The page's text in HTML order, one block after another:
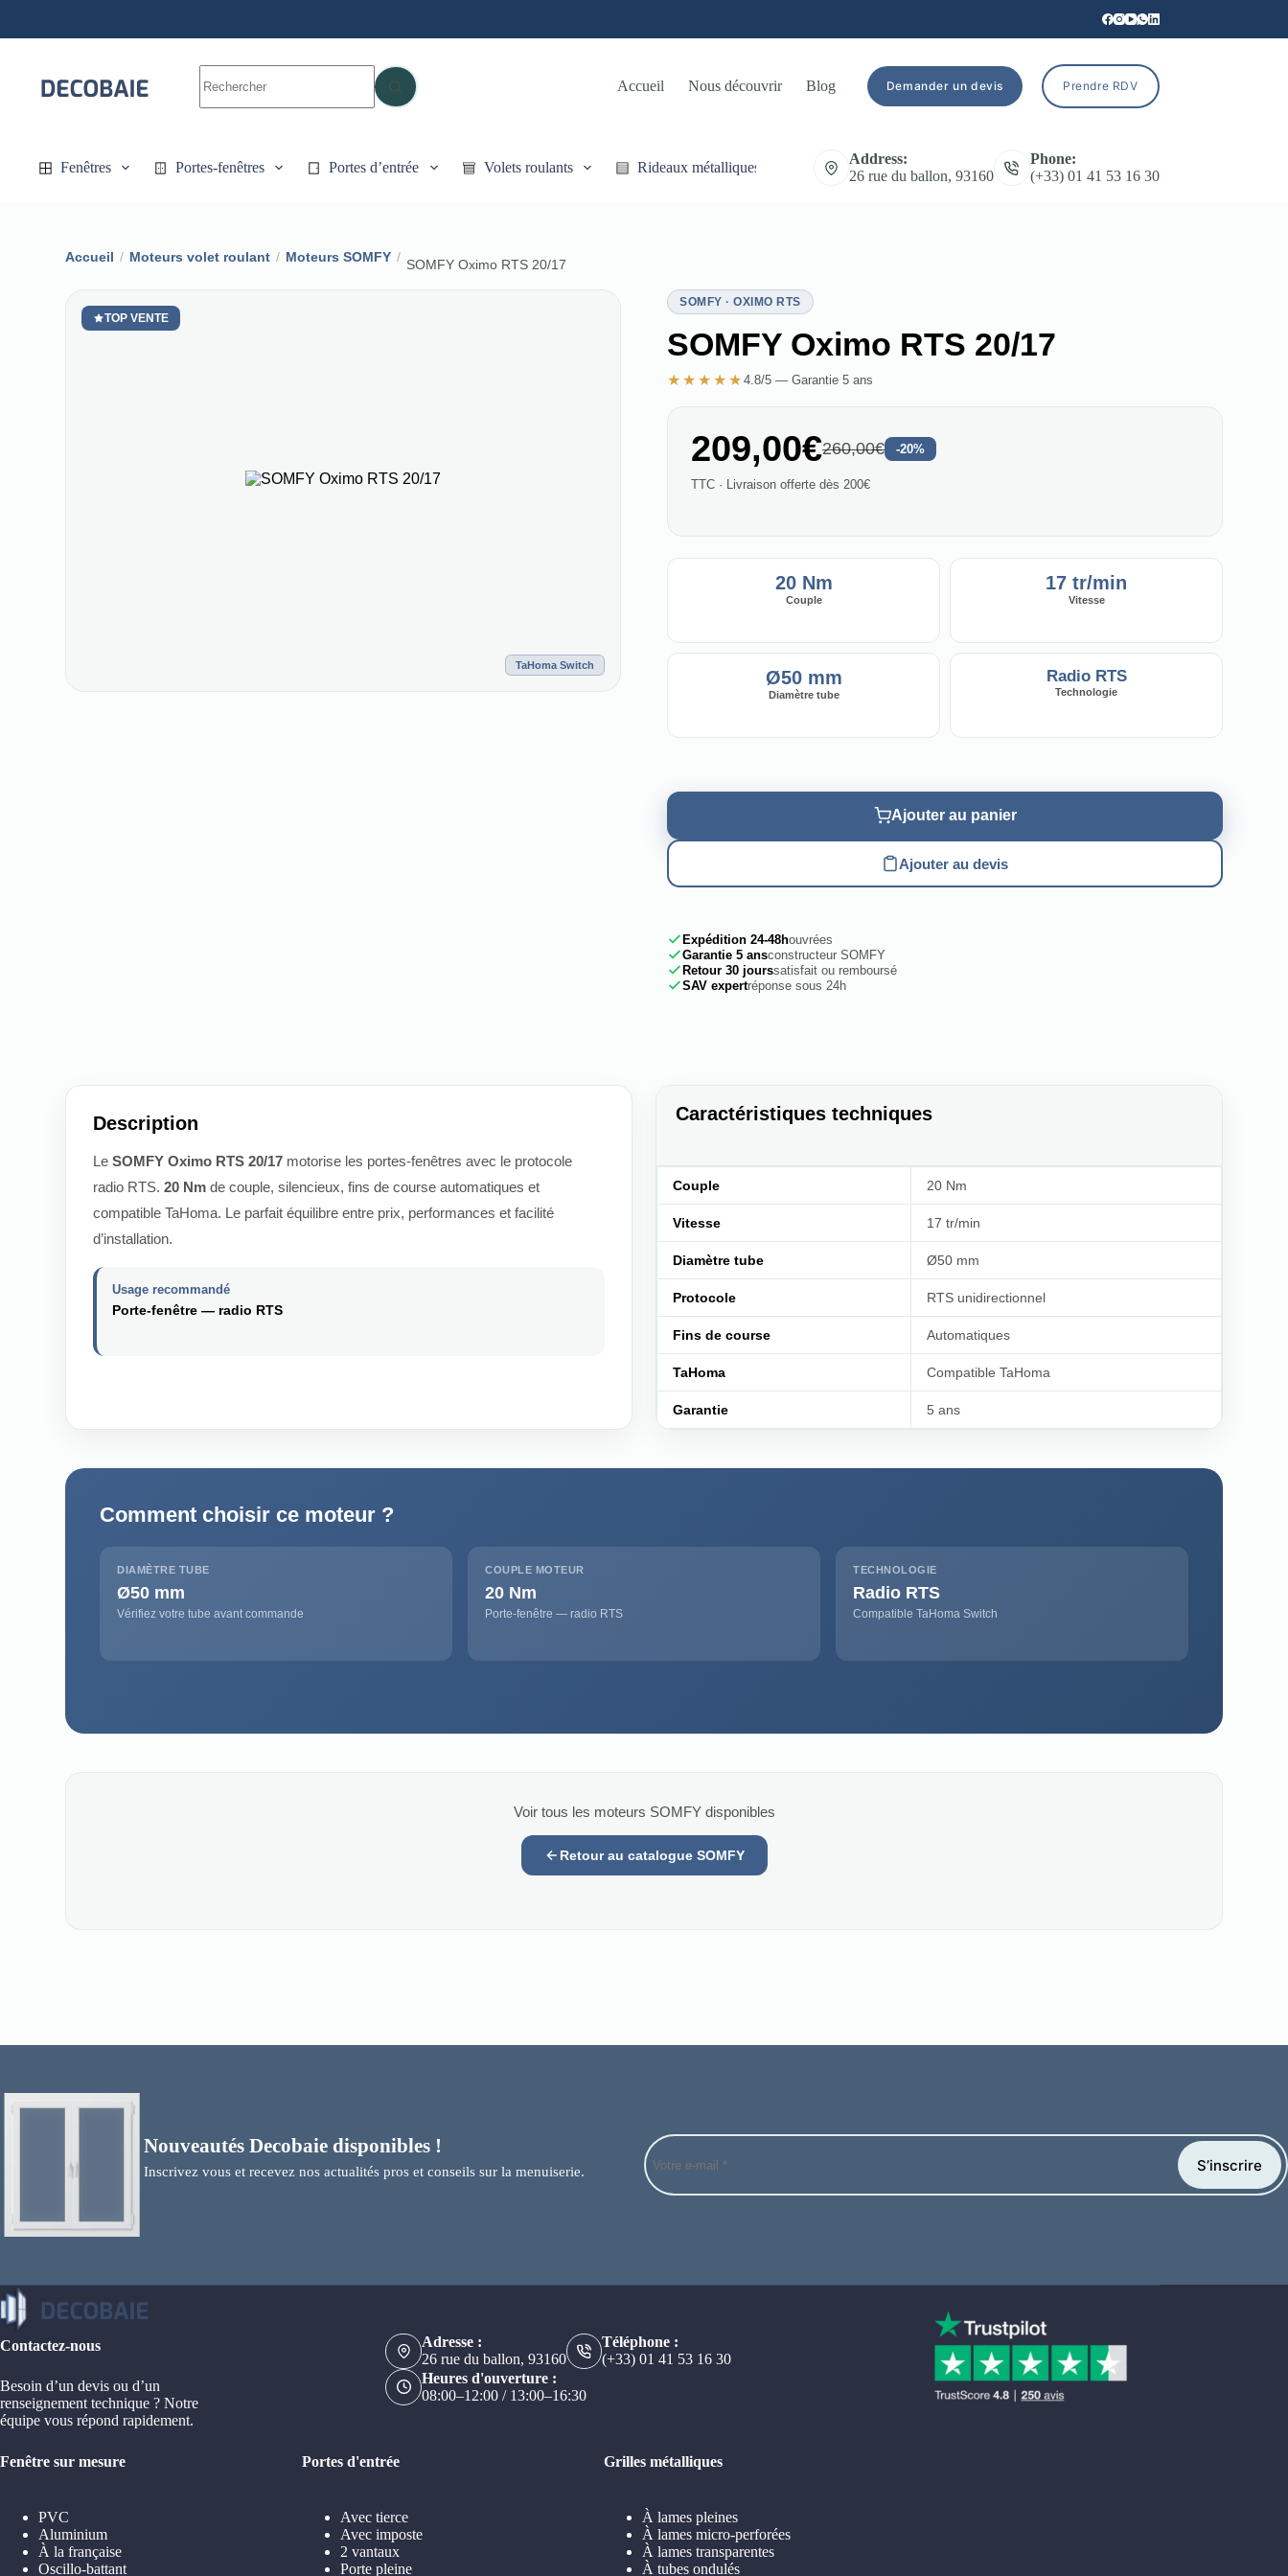
contenu
résultat
Accueil Nous découvrir Blog Demander un devis Prendre RDV
Fenêtres Portes-fenêtres Portes d’entrée Volets roulants Rideaux métalliques
Address:
26 rue du ballon, 93160
Phone:
(+33) 01 41 53 16 30
Accueil / Moteurs volet roulant / Moteurs SOMFY / SOMFY Oximo RTS 20/17
TOP VENTE
TaHoma Switch
SOMFY · OXIMO RTS
SOMFY Oximo RTS 20/17
★★★★★ 4.8/5 — Garantie 5 ans
209,00€260,00€ -20%
TTC · Livraison offerte dès 200€
20 Nm
Couple
17 tr/min
Vitesse
Ø50 mm
Diamètre tube
Radio RTS
Technologie
Ajouter au panier
Ajouter au devis
Expédition 24-48houvrées
Garantie 5 ansconstructeur SOMFY
Retour 30 jourssatisfait ou remboursé
SAV expertréponse sous 24h
Description
Le SOMFY Oximo RTS 20/17 motorise les portes-fenêtres avec le protocole
radio RTS. 20 Nm de couple, silencieux, fins de course automatiques et
compatible TaHoma. Le parfait équilibre entre prix, performances et facilité
d’installation.
Usage recommandé
Porte-fenêtre — radio RTS
Caractéristiques techniques
Couple 20 Nm
Vitesse 17 tr/min
Diamètre tube Ø50 mm
Protocole RTS unidirectionnel
Fins de course Automatiques
TaHoma Compatible TaHoma
Garantie 5 ans
Comment choisir ce moteur ?
DIAMÈTRE TUBE
Ø50 mm
Vérifiez votre tube avant commande
COUPLE MOTEUR
20 Nm
Porte-fenêtre — radio RTS
TECHNOLOGIE
Radio RTS
Compatible TaHoma Switch
Voir tous les moteurs SOMFY disponibles
Retour au catalogue SOMFY
Nouveautés Decobaie disponibles !
Inscrivez vous et recevez nos actualités pros et conseils sur la menuiserie. S’inscrire
Contactez-nous
Besoin d’un devis ou d’un
renseignement technique ? Notre
équipe vous répond rapidement.
Adresse :
26 rue du ballon, 93160
Téléphone :
(+33) 01 41 53 16 30
Heures d'ouverture :
08:00–12:00 / 13:00–16:30
Fenêtre sur mesure
PVC
Aluminium
À la française
Oscillo-battant
Portes d'entrée
Avec tierce
Avec imposte
2 vantaux
Porte pleine
Grilles métalliques
À lames pleines
À lames micro-perforées
À lames transparentes
À tubes ondulés